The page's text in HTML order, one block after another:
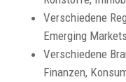
Verschiedene
Emerging
Verschiedene
Finanzen,